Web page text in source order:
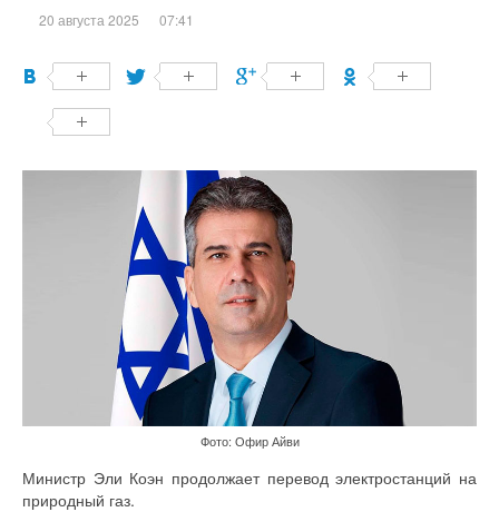
20 августа 2025 07:41
Фото: Офир Айви
Министр Эли Коэн продолжает перевод электростанций на
природный газ.